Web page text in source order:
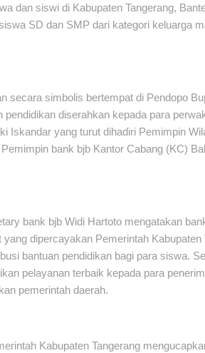
dan siswi di Kabupaten Tangerang,
SD dan SMP dari kategori keluarga
secara simbolis bertempat di Pendopo
pendidikan diserahkan kepada para
Iskandar yang turut dihadiri Pemimpin
bank bjb Kantor Cabang (KC)
bank bjb Widi Hartoto mengatakan
dipercayakan Pemerintah Kabupaten
bantuan pendidikan bagi para siswa.
pelayanan terbaik kepada para
pemerintah daerah.
Kabupaten Tangerang